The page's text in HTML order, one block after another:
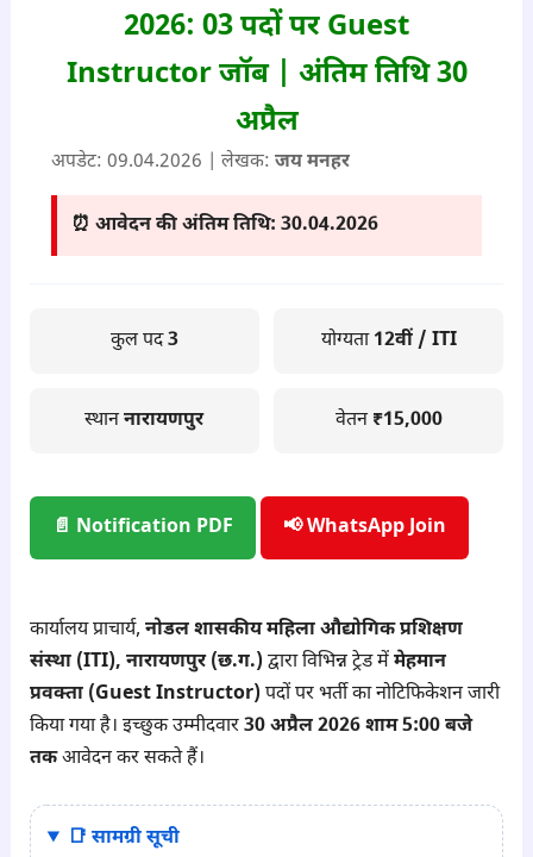
2026: 03 पदों पर Guest
Instructor जॉब | अंतिम तिथि 30
अप्रैल
अपडेट: 09.04.2026 | लेखक: जय मनहर
⏰ आवेदन की अंतिम तिथि: 30.04.2026
कुल पद3 योग्यता12वीं / ITI
स्थाननारायणपुर वेतन₹15,000
📄 Notification PDF 📢 WhatsApp Join
कार्यालय प्राचार्य, नोडल शासकीय महिला औद्योगिक प्रशिक्षण
संस्था (ITI), नारायणपुर (छ.ग.) द्वारा विभिन्न ट्रेड मेंमेहमान
प्रवक्ता (Guest Instructor) पदों पर भर्ती का नोटिफिकेशन जारी
किया गया है। इच्छुक उम्मीदवार30 अप्रैल 2026 शाम 5:00 बजे
तकआवेदन कर सकते हैं।
📑 सामग्री सूची